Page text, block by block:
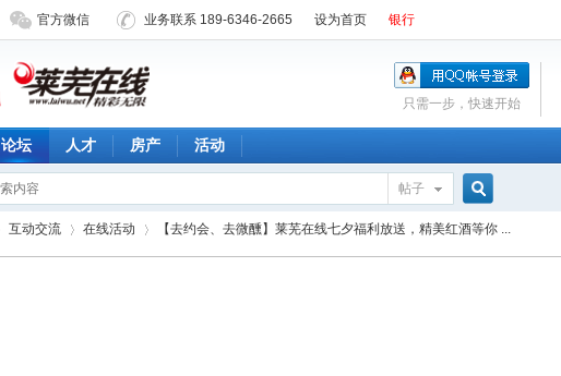
官方微信 业务联系 189-6346-2665 设为首页 银行
只需一步，快速开始
论坛 人才 房产 活动
帖子
搜
互动交流 在线活动 【去约会、去微醺】莱芜在线七夕福利放送，精美红酒等你 ...